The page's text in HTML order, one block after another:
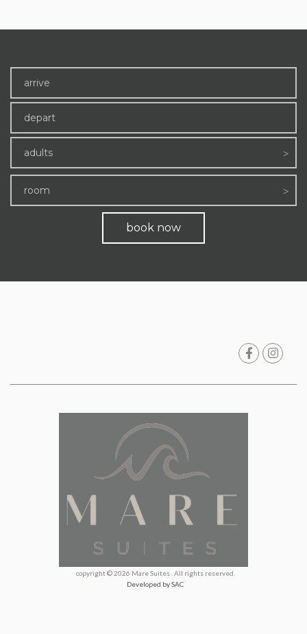
adults
room
book now
copyright © 2026 Mare Suites . All rights reserved.
Developed by SAC